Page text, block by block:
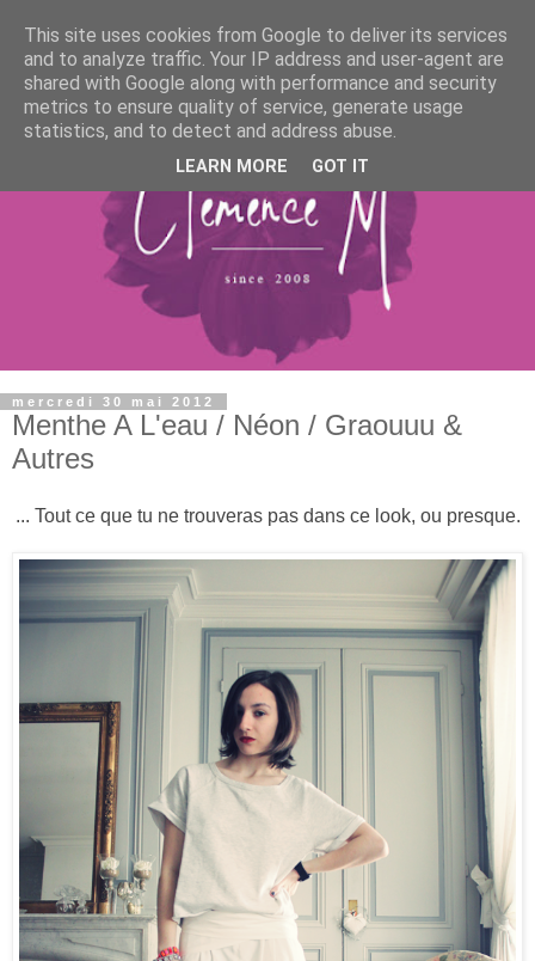
mercredi 30 mai 2012
Menthe A L'eau / Néon / Graouuu &
Autres
... Tout ce que tu ne trouveras pas dans ce look, ou presque.
This site uses cookies from Google to deliver its services
and to analyze traffic. Your IP address and user-agent are
shared with Google along with performance and security
metrics to ensure quality of service, generate usage
statistics, and to detect and address abuse.
LEARN MORE GOT IT